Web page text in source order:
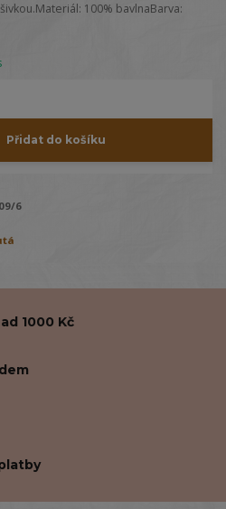
100% bavlnaBarva:
Přidat do košíku
6
1000 Kč